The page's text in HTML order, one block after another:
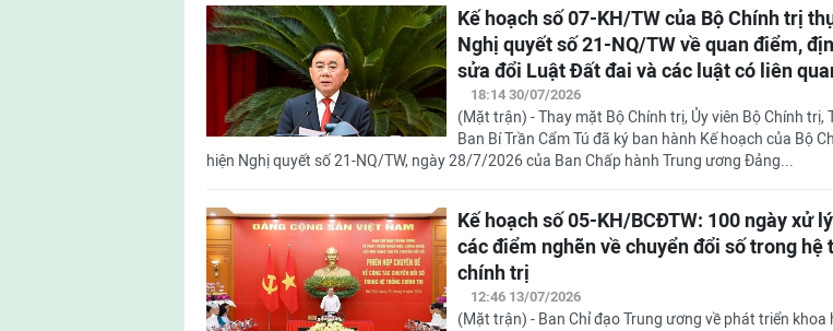
Kế hoạch số 07-KH/TW của Bộ Chính trị
Nghị quyết số 21-NQ/TW về quan điểm,
sửa đổi Luật Đất đai và các luật có liên
18:14 30/07/2026
(Mặt trận) - Thay mặt Bộ Chính trị, Ủy viên Bộ Chính trị,
Ban Bí Trần Cẩm Tú đã ký ban hành Kế hoạch của Bộ
hiện Nghị quyết số 21-NQ/TW, ngày 28/7/2026 của Ban Chấp hành Trung ương Đảng...
Kế hoạch số 05-KH/BCĐTW: 100 ngày xử
các điểm nghẽn về chuyển đổi số trong hệ
chính trị
12:46 13/07/2026
(Mặt trận) - Ban Chỉ đạo Trung ương về phát triển khoa